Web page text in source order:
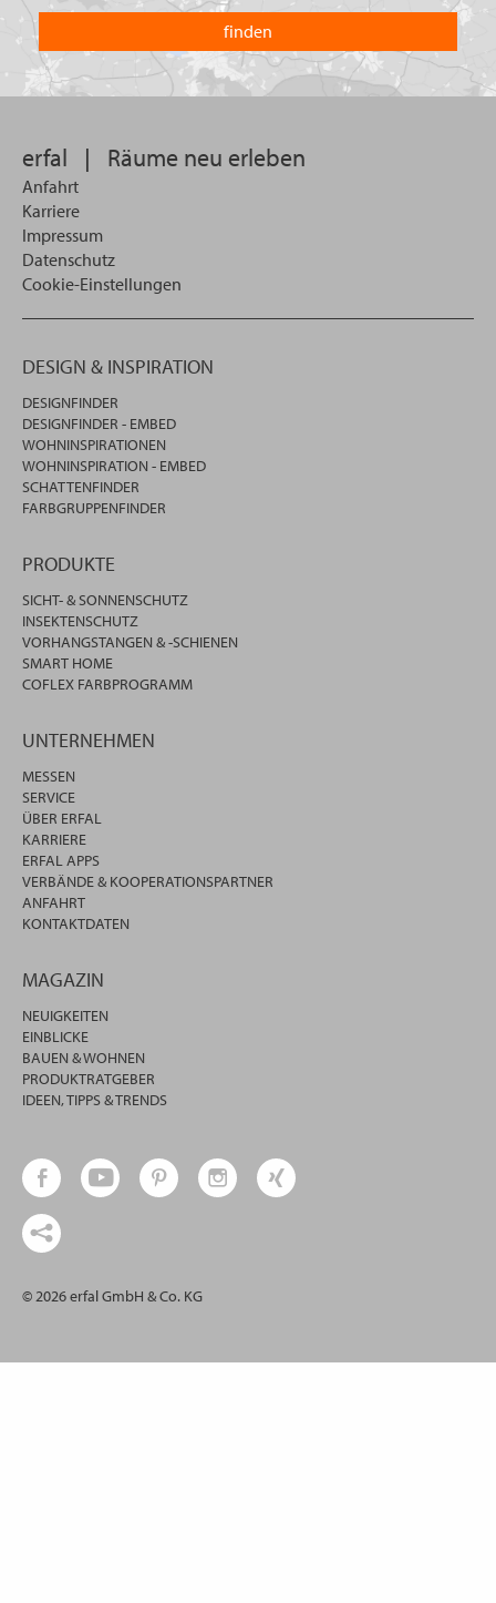
in
welchem
Land
Sie
suchen
erfal | Räume neu erleben
Anfahrt
Karriere
Impressum
Datenschutz
Cookie-Einstellungen
DESIGN & INSPIRATION
DESIGNFINDER
DESIGNFINDER - EMBED
WOHNINSPIRATIONEN
WOHNINSPIRATION - EMBED
SCHATTENFINDER
FARBGRUPPENFINDER
PRODUKTE
SICHT- & SONNENSCHUTZ
INSEKTENSCHUTZ
VORHANGSTANGEN & -SCHIENEN
SMART HOME
COFLEX FARBPROGRAMM
UNTERNEHMEN
MESSEN
SERVICE
ÜBER ERFAL
KARRIERE
ERFAL APPS
VERBÄNDE & KOOPERATIONSPARTNER
ANFAHRT
KONTAKTDATEN
MAGAZIN
NEUIGKEITEN
EINBLICKE
BAUEN & WOHNEN
PRODUKTRATGEBER
IDEEN, TIPPS & TRENDS
© 2026 erfal GmbH & Co. KG